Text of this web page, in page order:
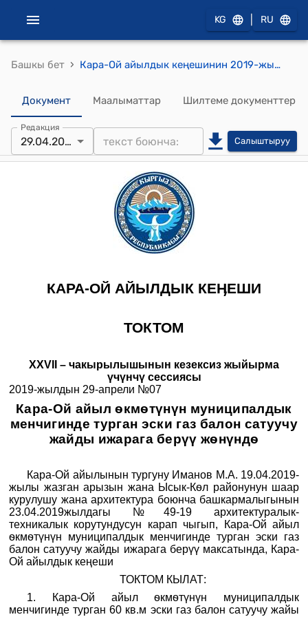
KG RU
Башкы бет › Кара-Ой айылдык кеңешинин 2019-жылдын 29-апрелиндеги №07 "Кара-Ой айыл ѳкмѳтүнүн муниципалдык менчигинде турган эски газ балон сатуучу жайды ижарага берүү жѳнүндѳ" токтому
Документ Маалыматтар Шилтеме документтер
Редакция
29.04.2019 Салыштыруу